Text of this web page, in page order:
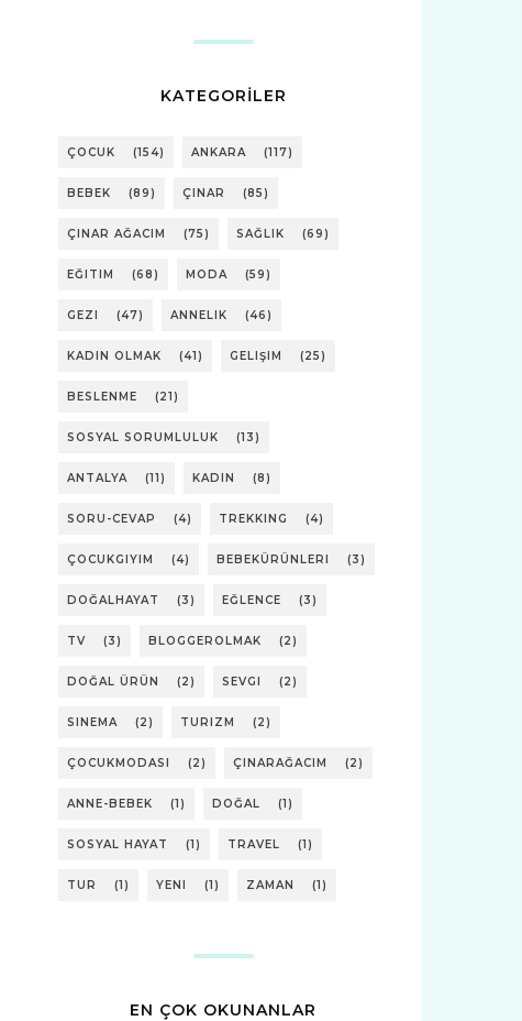
KATEGORİLER
ÇOCUK (154) ANKARA (117)
BEBEK (89) ÇINAR (85)
ÇINAR AĞACIM (75) SAĞLIK (69)
EĞITIM (68) MODA (59)
GEZI (47) ANNELIK (46)
KADIN OLMAK (41) GELIŞIM (25)
BESLENME (21)
SOSYAL SORUMLULUK (13)
ANTALYA (11) KADIN (8)
SORU-CEVAP (4) TREKKING (4)
ÇOCUKGIYIM (4) BEBEKÜRÜNLERI (3)
DOĞALHAYAT (3) EĞLENCE (3)
TV (3) BLOGGEROLMAK (2)
DOĞAL ÜRÜN (2) SEVGI (2)
SINEMA (2) TURIZM (2)
ÇOCUKMODASI (2) ÇINARAĞACIM (2)
ANNE-BEBEK (1) DOĞAL (1)
SOSYAL HAYAT (1) TRAVEL (1)
TUR (1) YENI (1) ZAMAN (1)
EN ÇOK OKUNANLAR